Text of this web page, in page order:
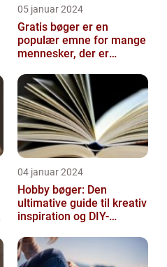
05 januar 2024
Gratis bøger er en
populær emne for mange
mennesker, der er
men ikke ønsker ...
04 januar 2024
Hobby bøger: Den
ultimative guide til kreativ
inspiration og DIY-